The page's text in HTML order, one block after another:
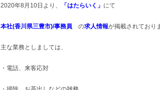
2020年8月10日より、 「はたらいく」 にて
本社(香川県三豊市)/事務員 の求人情報が掲載されており
主な業務としましては、
・電話、来客応対